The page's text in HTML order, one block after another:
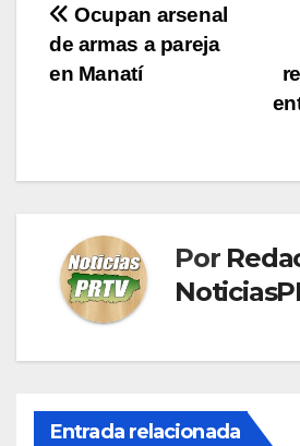
Navegación
de
Ocupan arsenal
de armas a pareja
en Manatí
Por
Entrada relacionada